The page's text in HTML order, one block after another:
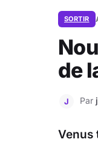
SORTIR
de
J Par
Venus